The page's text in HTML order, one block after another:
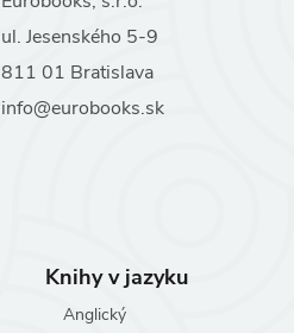
ul. Jesenského 5-9
811 01 Bratislava
info@eurobooks.sk
Knihy v jazyku
Anglický